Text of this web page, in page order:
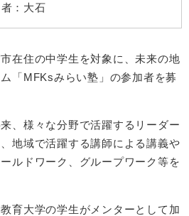
： 大石
在住の中学生を対象に、未来の地
「MFKsみらい塾」の参加者を募
、様々な分野で活躍するリーダー
地域で活躍する講師による講義や
ルドワーク、グループワーク等を
育大学の学生がメンターとして加